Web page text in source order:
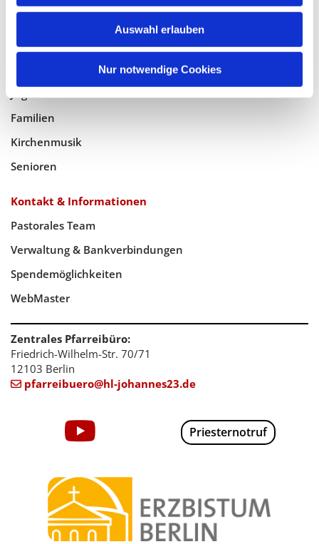
Auswahl erlauben
Nur notwendige Cookies
Geistlicher Raum
Taufe, Kommunion & Trauung
Familien
Kirchenmusik
Senioren
Kontakt & Informationen
Pastorales Team
Verwaltung & Bankverbindungen
Spendemöglichkeiten
WebMaster
Zentrales Pfarreibüro:
Friedrich-Wilhelm-Str. 70/71
12103 Berlin
 pfarreibuero@hl-johannes23.de
Priesternotruf